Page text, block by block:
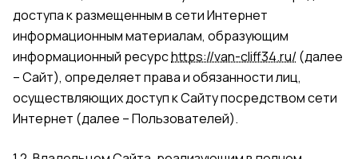
доступа к размещенным в сети Интернет
информационным материалам, образующим
информационный ресурсhttps://van-cliff34.ru/(далее
– Сайт), определяет права и обязанности лиц,
осуществляющих доступ к Сайту посредством сети
Интернет (далее – Пользователей).